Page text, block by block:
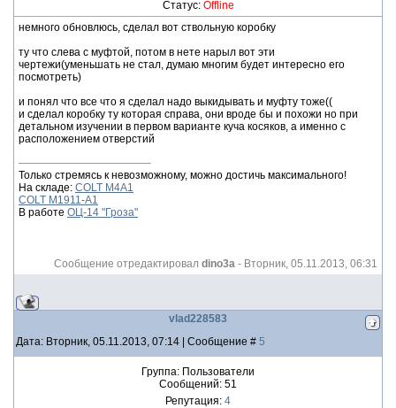
Статус: Offline
немного обновлюсь, сделал вот ствольную коробку
ту что слева с муфтой, потом в нете нарыл вот эти
чертежи(уменьшать не стал, думаю многим будет интересно его
посмотреть)
и понял что все что я сделал надо выкидывать и муфту тоже((
и сделал коробку ту которая справа, они вроде бы и похожи но при
детальном изучении в первом варианте куча косяков, а именно с
расположением отверстий
Только стремясь к невозможному, можно достичь максимального!
На складе: COLT M4A1
COLT M1911-A1
В работе ОЦ-14 "Гроза"
Сообщение отредактировал dino3a - Вторник, 05.11.2013, 06:31
vlad228583
Дата: Вторник, 05.11.2013, 07:14 | Сообщение # 5
Группа: Пользователи
Сообщений: 51
Репутация: 4